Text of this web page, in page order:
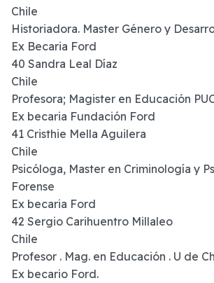
Chile
Historiadora. Master Género y
Ex Becaria Ford
40 Sandra Leal Díaz
Chile
Profesora; Magister en Educación
Ex becaria Fundación Ford
41 Cristhie Mella Aguilera
Chile
Psicóloga, Master en Criminología y
Forense
Ex becaria Ford
42 Sergio Carihuentro Millaleo
Chile
Profesor . Mag. en Educación . U de
Ex becario Ford.